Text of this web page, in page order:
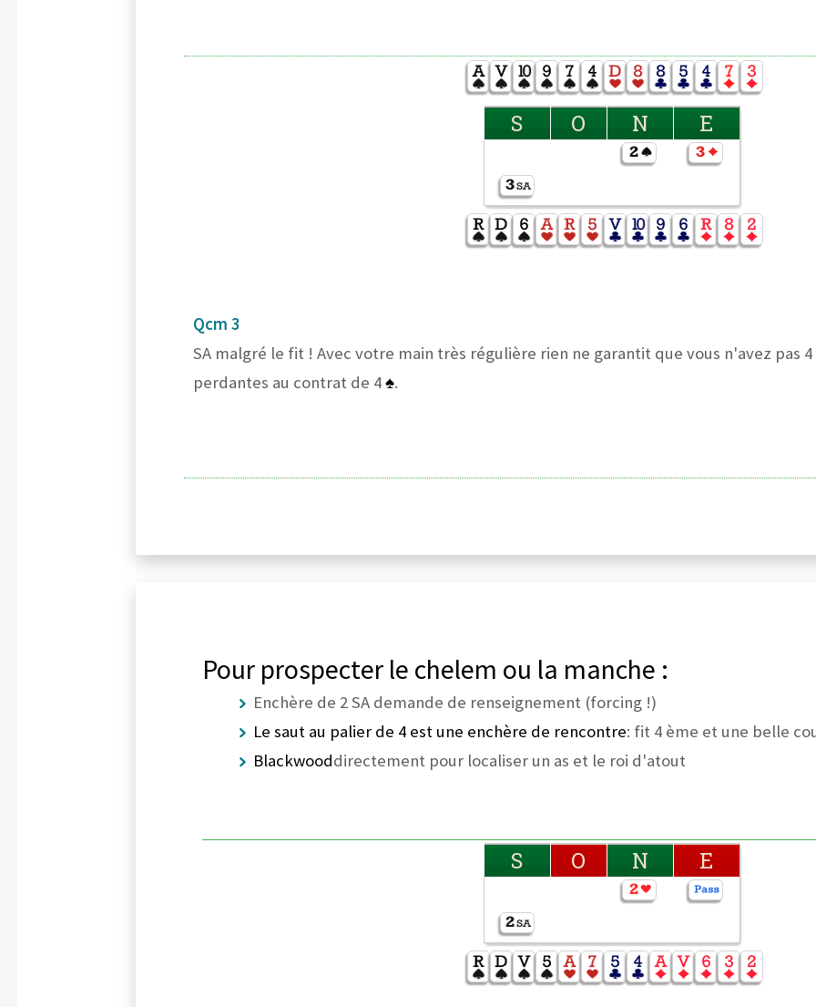
S O N E
Qcm 3
SA malgré le fit ! Avec votre main très régulière rien ne garantit que vous n'avez pas
perdantes au contrat de 4♠.
Pour prospecter le chelem ou la manche :
Enchère de 2 SA demande de renseignement (forcing !)
Le saut au palier de 4 est une enchère de rencontre: fit 4 ème et une belle
Blackwooddirectement pour localiser un as et le roi d'atout
S O N E